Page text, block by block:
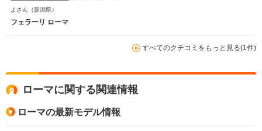
よさん （新潟県）
フェラーリ ローマ
すべてのクチコミをもっと見る(1件)
ローマに関する関連情報
ローマの最新モデル情報